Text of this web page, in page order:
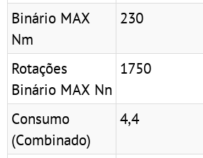
Binário MAX
Nm
230
Rotações
Binário MAX Nn
1750
Consumo
(Combinado)
4,4